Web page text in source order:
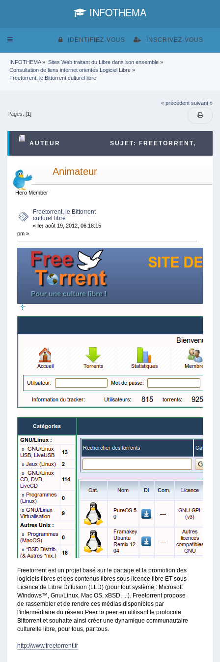
INFOTHEMA
Toggle
IDENTIFIEZ-VOUS INSCRIVEZ-VOUS
INFOTHEMA» Sites Web traitant du Libre dans son ensemble»
Consultation de liens internet orientés Logiciel Libre »
Freetorrent, le Bittorrent culturel libre
« précédent suivant »
Pages: [1]
AUTEUR SUJET: FREETORRENT,
LE BITTORRENT CULTUREL LIBRE (LU 6169 FOIS)
Animateur
Hero Member
Freetorrent, le Bittorrent
culturel libre
«le: août 19, 2012, 06:18:15
pm »
Freetorrent est un projet basé sur le partage et la promotion des
logiciels libres et des contenus libres sous licence libre ET sous
Licence de Libre Diffusion (LLD) (pour tout système : Microsoft
Windows™, Gnu/Linux, Mac OS, xBSD, ...). Freetorrent propose
de rassembler et de rendre ces médias disponibles par
l'intermédiaire du réseau Peer to peer en utilisant le protocole
Bittorrent et souhaite ainsi créer une dynamique communautaire
culturelle libre, pour tous, par tous.
http://www.freetorrent.fr